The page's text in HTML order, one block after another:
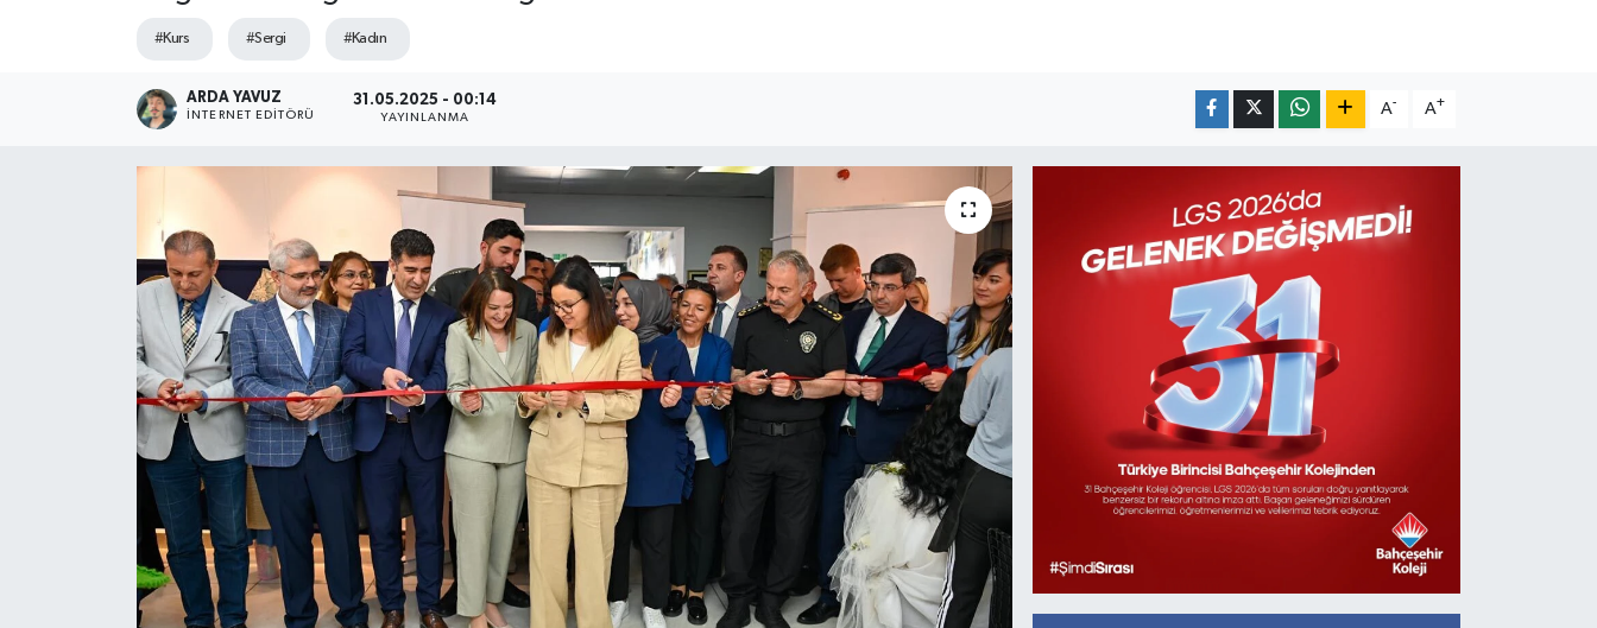
#Kurs #Sergi #Kadın
ARDA YAVUZ
İNTERNET EDITÖRÜ
31.05.2025 - 00:14
YAYINLANMA
A- A+
ULUSAL
İLÇELERİMİZ
RESMİ İLAN